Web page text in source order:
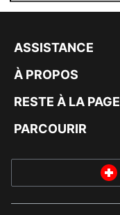
ASSISTANCE
À PROPOS
RESTE À LA PAGE
PARCOURIR